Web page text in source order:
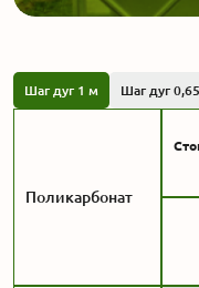
Шаг дуг 1 м Шаг дуг
Поликарбонат